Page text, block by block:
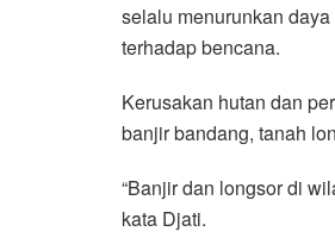
selalu menurunkan
terhadap bencana.
Kerusakan hutan dan
banjir bandang, tanah
“Banjir dan longsor di
kata Djati.